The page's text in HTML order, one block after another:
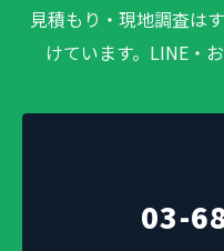
見積もり・現地調査は
けています。LINE・
03-